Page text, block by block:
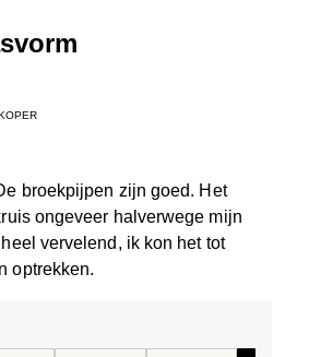
broekpijpen zijn goed. Het
ongeveer halverwege mijn
vervelend, ik kon het tot
optrekken.